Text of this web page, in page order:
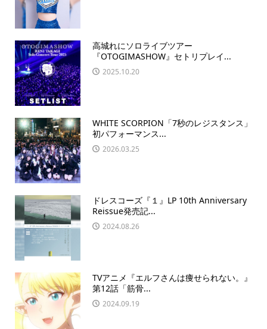
高城れにソロライブツアー
『OTOGIMASHOW』セトリプレイ...
2025.10.20
WHITE SCORPION「7秒のレジスタンス」
初パフォーマンス...
2026.03.25
ドレスコーズ『１』LP 10th Anniversary
Reissue発売記...
2024.08.26
TVアニメ『エルフさんは痩せられない。』
第12話「筋骨...
2024.09.19